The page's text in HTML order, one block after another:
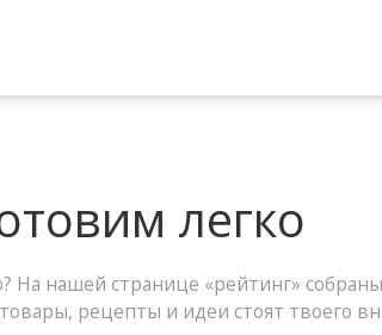
легко
нашей странице «рейтинг»
рецепты и идеи стоят твоего